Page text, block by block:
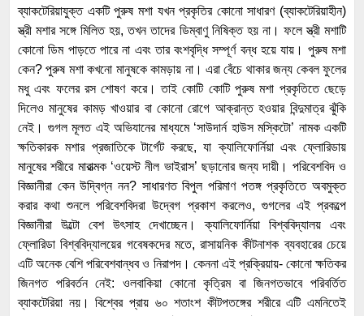
ব্যাকটেরিয়াযুক্ত একটি পুরুষ মশা যখন প্রকৃতির কোনো সাধারণ (ব্যাকটেরিয়াহীন)
স্ত্রী মশার সঙ্গে মিলিত হয়, তখন তাদের ডিম্বাণু নিষিক্ত হয় না। ফলে স্ত্রী মশাটি
কোনো ডিম পাড়তে পারে না এবং তার বংশবৃদ্ধি সম্পূর্ণ বন্ধ হয়ে যায়। পুরুষ মশা
কেন? পুরুষ মশা কখনো মানুষকে কামড়ায় না। এরা বেঁচে থাকার জন্য কেবল ফুলের
মধু এবং ফলের রস শোষণ করে। তাই কোটি কোটি পুরুষ মশা প্রকৃতিতে ছেড়ে
দিলেও মানুষের কামড় খাওয়ার বা কোনো রোগে আক্রান্ত হওয়ার বিন্দুমাত্র ঝুঁকি
নেই। গুগল মূলত এই অভিযানের মাধ্যমে ‘সাউদার্ন হাউস মস্কিটো’ নামক একটি
ক্ষতিকারক মশার প্রজাতিকে টার্গেট করছে, যা ক্যালিফোর্নিয়া এবং ফ্লোরিডায়
মানুষের শরীরে মারাত্মক ‘ওয়েস্ট নীল ভাইরাস’ ছড়ানোর জন্য দায়ী। পরিবেশবিদ ও
বিজ্ঞানীরা কেন উদ্বিগ্ন নন? সাধারণত বিপুল পরিমাণ পতঙ্গ প্রকৃতিতে অবমুক্ত
করার কথা শুনলে পরিবেশবিদরা উদ্বেগ প্রকাশ করলেও, গুগলের এই প্রকল্পে
বিজ্ঞানীরা উল্টো বেশ উৎসাহ দেখাচ্ছেন। ক্যালিফোর্নিয়া বিশ্ববিদ্যালয় এবং
ফ্লোরিডা বিশ্ববিদ্যালয়ের গবেষকদের মতে, রাসায়নিক কীটনাশক ব্যবহারের চেয়ে
এটি অনেক বেশি পরিবেশবান্ধব ও নিরাপদ। কেননা এই প্রক্রিয়ায়- কোনো ক্ষতিকর
জিনগত পরিবর্তন নেই: ওলবাকিয়া কোনো কৃত্রিম বা জিনগতভাবে পরিবর্তিত
ব্যাকটেরিয়া নয়। বিশ্বের প্রায় ৬০ শতাংশ কীটপতঙ্গের শরীরে এটি এমনিতেই